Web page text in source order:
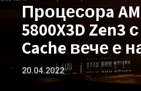
Процесорa
5800X3D Zen3
Cache вече е
20.04.2022